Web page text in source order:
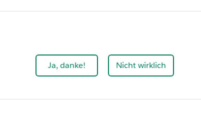
Ja, danke! Nicht wirklich